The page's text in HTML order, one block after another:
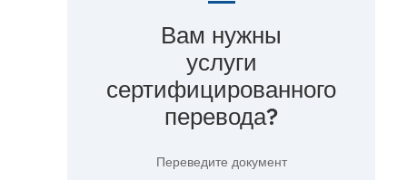
Вам нужны
услуги
сертифицированного
перевода?
Переведите документ